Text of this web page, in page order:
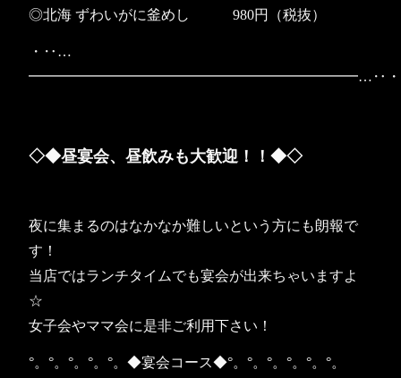
◎北海 ずわいがに釜めし 980円（税抜）
・‥…
━━━━━━━━━━━━━━━━━━━━━━━…‥・
◇◆昼宴会、昼飲みも大歓迎！！◆◇
夜に集まるのはなかなか難しいという方にも朗報で
す！
当店ではランチタイムでも宴会が出来ちゃいますよ
☆
女子会やママ会に是非ご利用下さい！
°。°。°。°。°。◆宴会コース◆°。°。°。°。°。°。